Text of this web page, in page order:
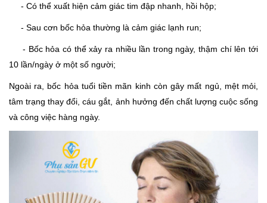
- Có thể xuất hiện cảm giác tim đập nhanh, hồi hộp;
- Sau cơn bốc hỏa thường là cảm giác lạnh run;
- Bốc hỏa có thể xảy ra nhiều lần trong ngày, thậm chí lên tới
10 lần/ngày ở một số người;
Ngoài ra, bốc hỏa tuổi tiền mãn kinh còn gây mất ngủ, mệt mỏi,
tâm trạng thay đổi, cáu gắt, ảnh hưởng đến chất lượng cuộc sống
và công việc hàng ngày.